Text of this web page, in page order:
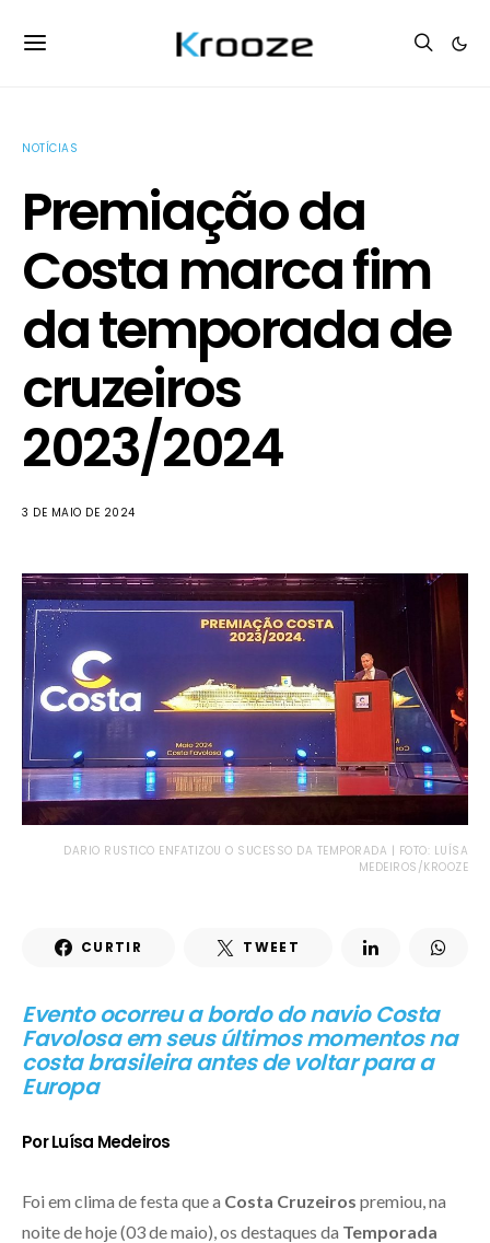
NOTÍCIAS
Premiação da
Costa marca fim
da temporada de
cruzeiros
2023/2024
3 DE MAIO DE 2024
DARIO RUSTICO ENFATIZOU O SUCESSO DA TEMPORADA | FOTO: LUÍSA
MEDEIROS/KROOZE
CURTIR TWEET
Evento ocorreu a bordo do navio Costa
Favolosa em seus últimos momentos na
costa brasileira antes de voltar para a
Europa
Por Luísa Medeiros
Foi em clima de festa que a Costa Cruzeiros premiou, na
noite de hoje (03 de maio), os destaques da Temporada